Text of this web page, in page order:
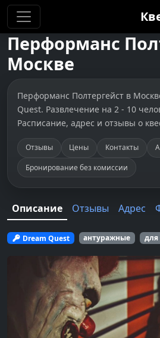
Перформанс
Москве
Перформанс Полтергейст в
Quest. Развлечение на 2 - 10
Расписание, адрес и отзывы о
Отзывы Цены Контакты
Бронирование без комиссии
Описание Отзывы Адрес
Dream Quest антуражные